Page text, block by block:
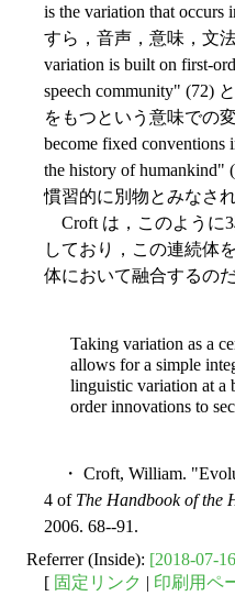
is the variation that
すら，音声，意味，文
variation is built on first-
speech community" (72)
をもつという意味での変
become fixed conventions
the history of
慣習的に別物とみなさ
Croft は，このように
しており，この連続体
体において融合するの
Taking variation as a
allows for a simple
linguistic variation at a
order innovations to
・ Croft, William.
4 of The Handbook of the
2006. 68--91.
Referrer (Inside): [2018-07-
[ 固定リンク | 印刷用ペ